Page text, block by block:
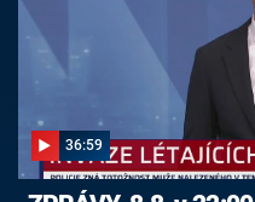
36:59